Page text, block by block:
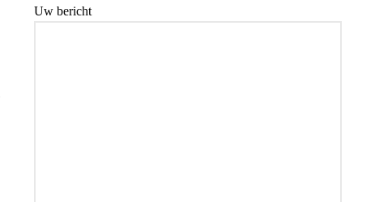
Uw bericht